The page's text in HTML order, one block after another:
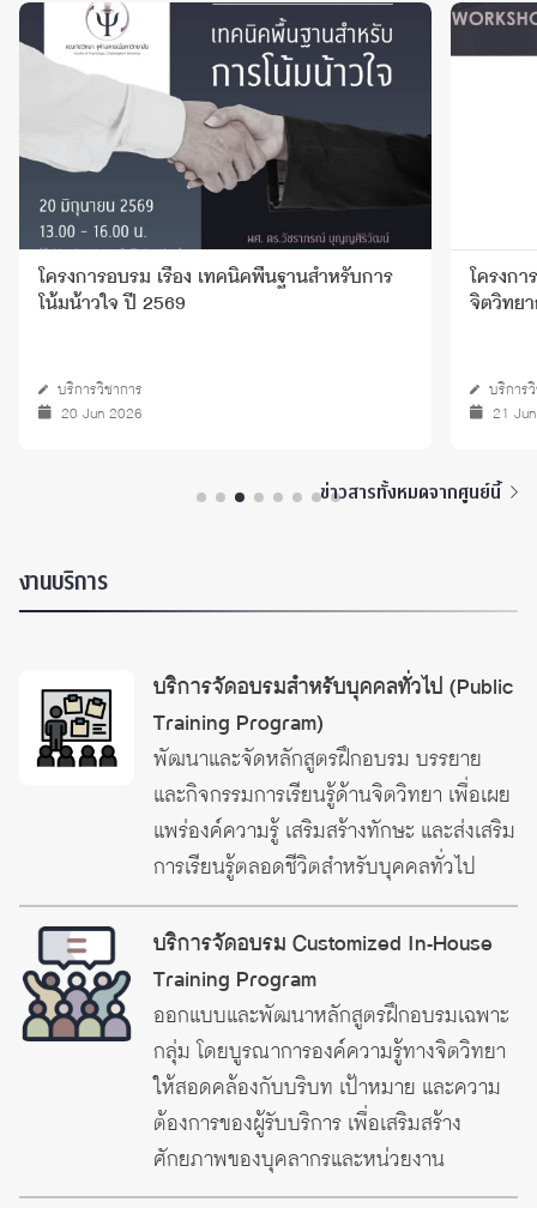
โครงการอบรม เรื่อง เทคนิคพื้นฐานสําหรับการ
โน้มน้าวใจ ปี 2569
บริการวิชาการ
20 Jun 2026
โครงก
จิตวิทย
บริการ
21
ข่าวสารทั้งหมดจากศูนย์นี้
งานบริการ
บริการจัดอบรมสำหรับบุคคลทั่วไป (Public
Training Program)
พัฒนาและจัดหลักสูตรฝึกอบรม บรรยาย
และกิจกรรมการเรียนรู้ด้านจิตวิทยา เพื่อเผย
แพร่องค์ความรู้ เสริมสร้างทักษะ และส่งเสริม
การเรียนรู้ตลอดชีวิตสำหรับบุคคลทั่วไป
บริการจัดอบรม Customized In-House
Training Program
ออกแบบและพัฒนาหลักสูตรฝึกอบรมเฉพาะ
กลุ่ม โดยบูรณาการองค์ความรู้ทางจิตวิทยา
ให้สอดคล้องกับบริบท เป้าหมาย และความ
ต้องการของผู้รับบริการ เพื่อเสริมสร้าง
ศักยภาพของบุคลากรและหน่วยงาน